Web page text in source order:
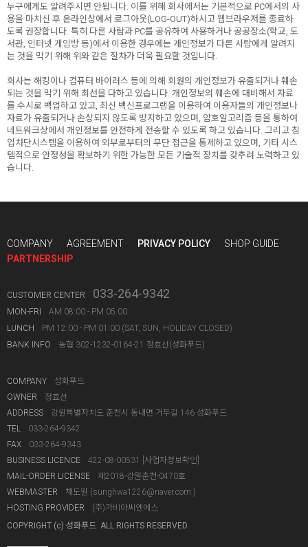
누구에게도 알려주시면 안됩니다. 이를 위해 회사에서는 기본적으로 PC에서의 사
용을 마치신 후 온라인상에서 로그아웃(LOG-OUT)하시고 웹브라우저를 종료하
도록 권장합니다. 특히 다른 사람과 PC를 공유하여 사용하거나 공공장소(학교, 도
서관, 인터넷 게임방 등)에서 이용한 경우에는 개인정보가 다른 사람에게 알려지
는 것을 막기 위해 위와 같은 절차가 더욱 필요할 것입니다.
회사는 해킹이나 컴퓨터 바이러스 등에 의해 회원의 개인정보가 유출되거나 훼손
되는 것을 막기 위해 최선을 다하고 있습니다. 개인정보의 훼손에 대비해서 자료
를 수시로 백업하고 있고, 최신 백신프로그램을 이용하여 이용자들의 개인정보나
자료가 유출되거나 손상되지 않도록 방지하고 있으며, 암호알고리즘 등을 통하여
네트워크상에서 개인정보를 안전하게 전송할 수 있도록 하고 있습니다. 그리고 침
입차단시스템을 이용하여 외부로부터의 무단 접근을 통제하고 있으며, 기타 시스
템적으로 안정성을 확보하기 위한 가능한 모든 기술적 장치를 갖추려 노력하고 있
습니다.
COMPANY AGREEMENT PRIVACY POLICY
SHOP GUIDE
PARTNERSHIP
CUSTOMER CENTER 033-264-9342
MON-FRI
AM 08:00 - PM 05:00
LUNCH
PM 12:00 - PM 01:00 (SAT, SUN, HOLIDAY CLOSED)
BANK INFO
농협 302-1232-0164-21 정효선(성화푸드)
COMPANY
성화푸드
OWNER
정효선
ADDRESS
강원특별자치도 춘천시 동내면 거두길 146 성화푸드
TEL
033-264-9342
FAX
033-264-9343
BUSINESS LICENCE
422-08-00531
[사업자정보확인]
MAIL-ORDER LICENSE
제2018-강원춘천-0470호
WEBMASTER
채도원 (sunghwa1226@naver.com )
HOSTING PROVIDER
(주)가비아씨엔에스
COPYRIGHT (c) 성화푸드 ALL RIGHTS RESERVED.